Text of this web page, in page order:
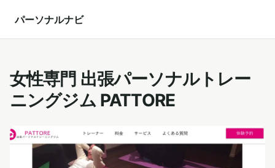
パーソナルナビ
女性専門 出張パーソナルトレー
ニングジム PATTORE